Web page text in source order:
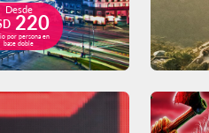
Desde
220
por persona en
base doble